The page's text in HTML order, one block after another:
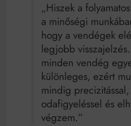
„Hiszek a
a minőségi
hogy a vendégek
legjobb
minden vendég
különleges, ezért
mindig precizitással,
odafigyeléssel és
végzem.”